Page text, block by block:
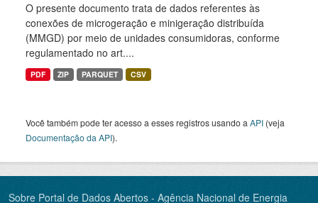
O presente documento trata de dados referentes às
conexões de microgeração e minigeração distribuída
(MMGD) por meio de unidades consumidoras, conforme
regulamentado no art....
PDF ZIP PARQUET CSV
Você também pode ter acesso a esses registros usando a API (veja
Documentação da API).
Sobre Portal de Dados Abertos - Agência Nacional de Energia